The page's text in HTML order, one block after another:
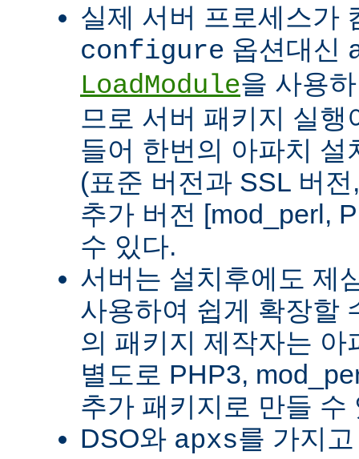
실제 서버 프로세스가
configure 옵션대신
LoadModule을 사용
므로 서버 패키지 실행
들어 한번의 아파치 설
(표준 버전과 SSL 버
추가 버전 [mod_perl,
수 있다.
서버는 설치후에도 제
사용하여 쉽게 확장할
의 패키지 제작자는 아
별도로 PHP3,
추가 패키지로 만들 수
DSO와 apxs를 가지